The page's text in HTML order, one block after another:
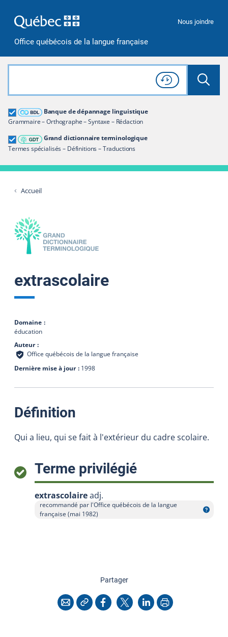
Office québécois de la langue française
Nous joindre
Rechercher dans tout le site
Lancer
Consulter l'
Historique
de recherche
Banque de dépannage linguistique
Grammaire – Orthographe – Syntaxe – Rédaction
Grand dictionnaire terminologique
Termes spécialisés – Définitions – Traductions
Grand dictionnaire terminologique
Restreindre aux termes
Accueil
extrascolaire
Domaine
éducation
Auteur
Office québécois de la langue française
Dernière mise à jour
1998
Définition
Qui a lieu, qui se fait à l'extérieur du cadre scolaire.
Terme privilégié:
extrascolaireadj.
recommandé par l'Office québécois de la langue
française (mai 1982)
Afficher l'infobulle
Partagercette page
CourrielCopier l'adresse
Facebook
X LinkedInImprimer